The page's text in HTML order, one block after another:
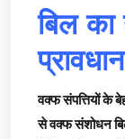
बिल
प्रावधान
वक्फ संपत्तियों के
से वक्फ संशोधन